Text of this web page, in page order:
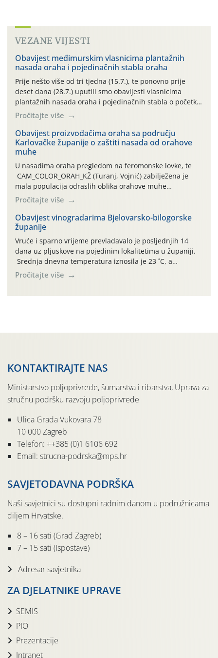
VEZANE VIJESTI
Obavijest međimurskim vlasnicima plantažnih
nasada oraha i pojedinačnih stabla oraha
Prije nešto više od tri tjedna (15.7.), te ponovno prije
deset dana (28.7.) uputili smo obavijesti vlasnicima
plantažnih nasada oraha i pojedinačnih stabla o početku
leta i ovogodišnjoj potrebi usmjerenog suzbijanja
orahove muhe (Rhagoletis completa)! Već dvanaest dana
traje drugi ovogodišnji “toplinski udar”, koji naročito
izražen zadnja šest dana (31.7.-05.8.), jer najviše
temperature zraka svakodnevno […]
Pročitajte više
Obavijest proizvođačima oraha sa području
Karlovačke županije o zaštiti nasada od orahove
muhe
U nasadima oraha pregledom na feromonske lovke, te
CAM_COLOR_ORAH_KŽ (Turanj, Vojnić) zabilježena je
mala populacija odraslih oblika orahove muhe
(Rhagoletis completa). Niska brojnost može se objasniti
činjenicom da je riječ o mladim nasadima s vrlo malim
urodom, što je povezano i s manjim brojem prezimjelih
jedinki. U starijim nasadima, na žutim ljepljivim Rebell
pločama s […]
Pročitajte više
Obavijest vinogradarima Bjelovarsko-bilogorske
županije
Vruće i sparno vrijeme prevladavalo je posljednjih 14
dana uz pljuskove na pojedinim lokalitetima u županiji.
Srednja dnevna temperatura iznosila je 23 ˚C, a
maksimalne su posljednjih dana dosezale do 35 ˚C.
Simptome plamenjače vinove loze (Plasmoparas
Pročitajte više
KONTAKTIRAJTE NAS
Ministarstvo poljoprivrede, šumarstva i ribarstva, Uprava za
stručnu podršku razvoju poljoprivrede
Ulica Grada Vukovara 78
10 000 Zagreb
Telefon: ++385 (0)1 6106 692
Email: strucna-podrska@mps.hr
SAVJETODAVNA PODRŠKA
Naši savjetnici su dostupni radnim danom u podružnicama
diljem Hrvatske.
8 – 16 sati (Grad Zagreb)
7 – 15 sati (Ispostave)
Adresar savjetnika
ZA DJELATNIKE UPRAVE
SEMIS
PIO
Prezentacije
Intranet